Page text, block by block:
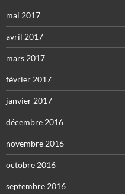
mai 2017
avril 2017
mars 2017
février 2017
janvier 2017
décembre 2016
novembre 2016
octobre 2016
septembre 2016